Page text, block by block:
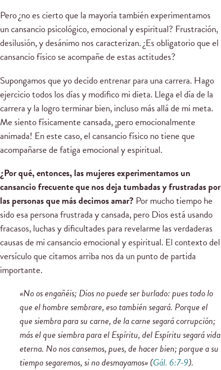
Pero ¿no es cierto que la mayoría también experimentamos
un cansancio psicológico, emocional y espiritual? Frustración,
desilusión, y desánimo nos caracterizan. ¿Es obligatorio que el
cansancio físico se acompañe de estas actitudes?
Supongamos que yo decido entrenar para una carrera. Hago
ejercicio todos los días y modifico mi dieta. Llega el día de la
carrera y la logro terminar bien, incluso más allá de mi meta.
Me siento físicamente cansada, ¡pero emocionalmente
animada! En este caso, el cansancio físico no tiene que
acompañarse de fatiga emocional y espiritual.
¿Por qué, entonces, las mujeres experimentamos un
cansancio frecuente que nos deja tumbadas y frustradas por
las personas que más decimos amar? Por mucho tiempo he
sido esa persona frustrada y cansada, pero Dios está usando
fracasos, luchas y dificultades para revelarme las verdaderas
causas de mi cansancio emocional y espiritual. El contexto del
versículo que citamos arriba nos da un punto de partida
importante.
«No os engañéis; Dios no puede ser burlado: pues todo lo
que el hombre sembrare, eso también segará. Porque el
que siembra para su carne, de la carne segará corrupción;
más el que siembra para el Espíritu, del Espíritu segará vida
eterna. No nos cansemos, pues, de hacer bien; porque a su
tiempo segaremos, si no desmayamos» (Gál. 6:7-9).